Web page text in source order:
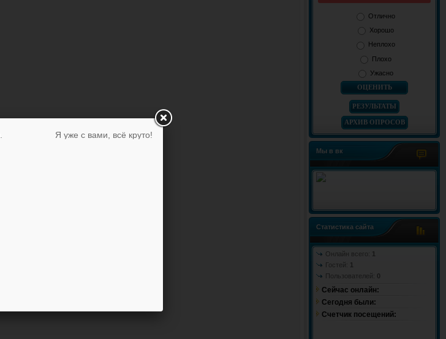
Отлично
Хорошо
Неплохо
Плохо
Ужасно
РЕЗУЛЬТАТЫ
АРХИВ ОПРОСОВ
Мы в вк
Статистика сайта
Онлайн всего: 1
Гостей: 1
Пользователей: 0
Сейчас онлайн:
Cегодня были:
Счетчик посещений:
Я уже с вами, всё круто!